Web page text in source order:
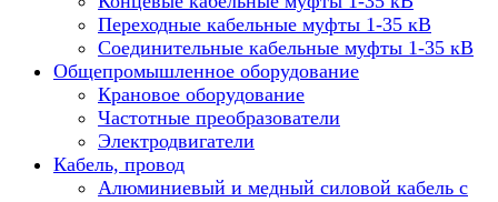
Переходные кабельные муфты 1-35 кВ
Соединительные кабельные муфты 1-35 кВ
Общепромышленное оборудование
Крановое оборудование
Частотные преобразователи
Электродвигатели
Кабель, провод
Алюминиевый и медный силовой кабель с